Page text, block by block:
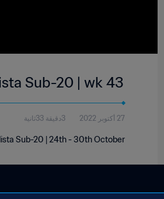
Sub-20 | wk 43
27 أكتوبر 2022 3دقيقة 33ثانية
Sub-20 | 24th - 30th October